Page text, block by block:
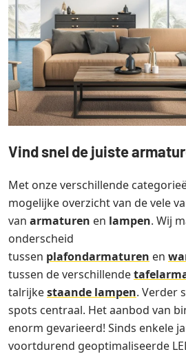
Vind snel de juiste
Met onze verschillende
mogelijke overzicht van de vele
van armaturen en lampen. Wij
onderscheid
tussen plafondarmaturen en
tussen de verschillende
talrijkestaande lampen. Verder
spots centraal. Het aanbod van
enorm gevarieerd! Sinds enkele
voortdurend geoptimaliseerde